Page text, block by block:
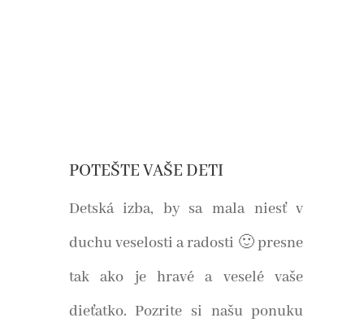
POTEŠTE VAŠE DETI
Detská izba, by sa mala niesť v
duchu veselosti a radosti 🙂 presne
tak ako je hravé a veselé vaše
dieťatko. Pozrite si našu ponuku